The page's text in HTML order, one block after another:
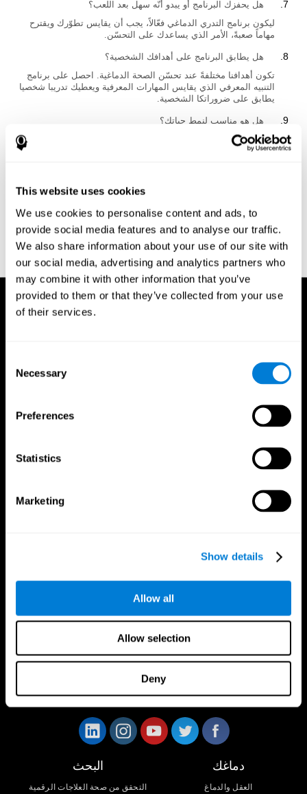
This website uses cookies
We use cookies to personalise content and ads, to
provide social media features and to analyse our traffic.
We also share information about your use of our site with
our social media, advertising and analytics partners who
may combine it with other information that you’ve
provided to them or that they’ve collected from your use
of their services.
Selection
Necessary
Preferences
Statistics
Marketing
Show details
Allow all
Allow selection
Deny
هل يحفزك البرنامج أو يبدو أنّه سهل بعد اللعب؟
ليكون برنامج التدري الدماغي فعّالاً، يجب أن يقايس تطوّرك ويقترح
مهاماً صعبةً، الأمر الذي يساعدك على التحسّن.
هل يطابق البرنامج على أهدافك الشخصية؟
تكون أهدافنا مختلفةً عند تحسّن الصحة الدماغية. احصل على برنامج
التنبيه المعرفي الذي يقايس المهارات المعرفية ويعطيك تدريبا شخصيا
يطابق على ضروراتكا الشخصية.
هل هو مناسب لنمط حياتك؟
تكون نتائج بعض برامج التدريب لدماغي قصيرة المدى، وهي صعبة
هل كنتَ مستعدّاً للبدء أو سيكون البرنامج مزعجاً؟
يخفّض القلق المفرّط ابتداع الخلايا العصبية. برنامج التدريب الدماغي
الأفضل هو البرنامج الذي يعطيك تدريبا شخصية ويطابق على ضروراتك
كلّما تدرّب.
تابعونا على
دماغك
العقل والدماغ
البحث
التحقق من صحة العلاجات الرقمية